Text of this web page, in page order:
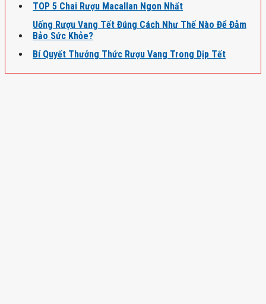
TOP 5 Chai Rượu Macallan Ngon Nhất
Uống Rượu Vang Tết Đúng Cách Như Thế Nào Để Đảm
Bảo Sức Khỏe?
Bí Quyết Thưởng Thức Rượu Vang Trong Dịp Tết